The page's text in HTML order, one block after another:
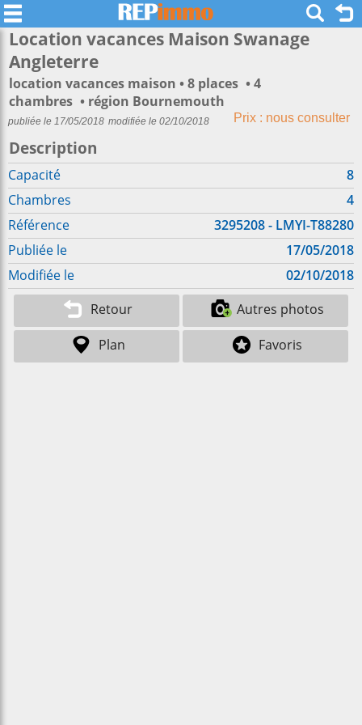
Location vacances Maison Swanage
Angleterre
location vacances maison 8 places
4
chambres
région Bournemouth
Prix : nous consulter
publiée le 17/05/2018 modifiée le 02/10/2018
Description
Capacité
8
Chambres
4
Référence
3295208 - LMYI-T88280
Publiée le
17/05/2018
Modifiée le
02/10/2018
Retour
Autres photos
Plan
Favoris